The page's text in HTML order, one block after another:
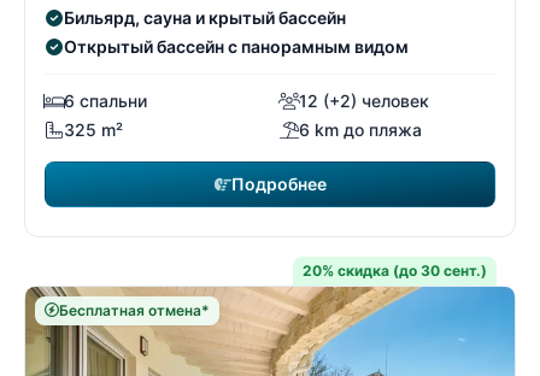
Бильярд, сауна и крытый бассейн
Открытый бассейн с панорамным видом
6 спальни
12 (+2) человек
325 m²
6 km до пляжа
Подробнее
20% скидка (до 30 сент.)
Бесплатная отмена*